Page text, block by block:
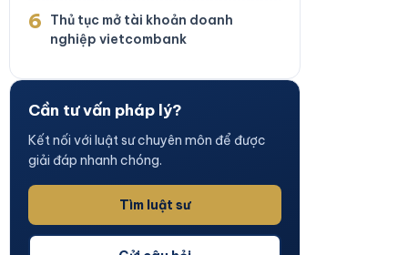
6
Thủ tục mở tài khoản doanh
nghiệp vietcombank
Cần tư vấn pháp lý?
Kết nối với luật sư chuyên môn để được
giải đáp nhanh chóng.
Tìm luật sư